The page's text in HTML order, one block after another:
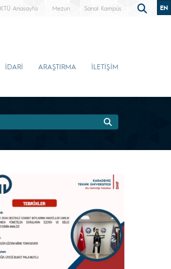
KTÜ Anasayfa Mezun Sanal Kampüs EN
İDARİ ARAŞTIRMA İLETİŞİM